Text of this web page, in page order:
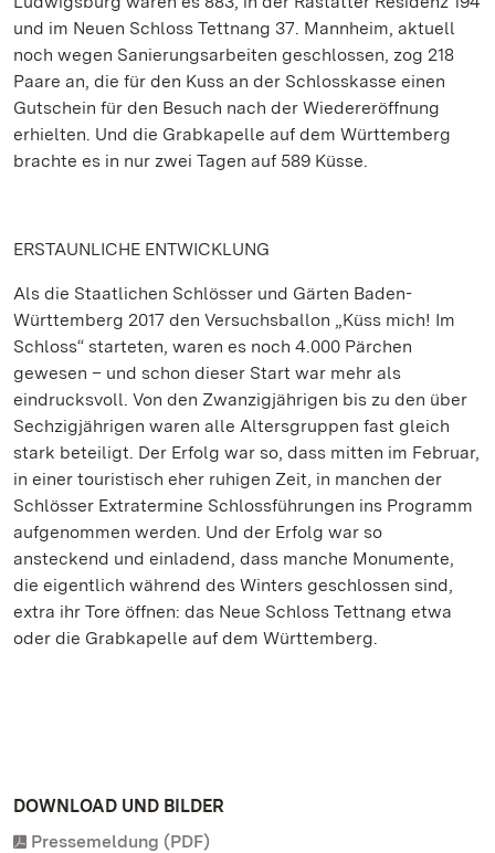
und im Neuen Schloss Tettnang 37. Mannheim, aktuell
noch wegen Sanierungsarbeiten geschlossen, zog 218
Paare an, die für den Kuss an der Schlosskasse einen
Gutschein für den Besuch nach der Wiedereröffnung
erhielten. Und die Grabkapelle auf dem Württemberg
brachte es in nur zwei Tagen auf 589 Küsse.
ERSTAUNLICHE ENTWICKLUNG
Als die Staatlichen Schlösser und Gärten Baden-
Württemberg 2017 den Versuchsballon „Küss mich! Im
Schloss“ starteten, waren es noch 4.000 Pärchen
gewesen – und schon dieser Start war mehr als
eindrucksvoll. Von den Zwanzigjährigen bis zu den über
Sechzigjährigen waren alle Altersgruppen fast gleich
stark beteiligt. Der Erfolg war so, dass mitten im Februar,
in einer touristisch eher ruhigen Zeit, in manchen der
Schlösser Extratermine Schlossführungen ins Programm
aufgenommen werden. Und der Erfolg war so
ansteckend und einladend, dass manche Monumente,
die eigentlich während des Winters geschlossen sind,
extra ihr Tore öffnen: das Neue Schloss Tettnang etwa
oder die Grabkapelle auf dem Württemberg.
DOWNLOAD UND BILDER
Pressemeldung (PDF)